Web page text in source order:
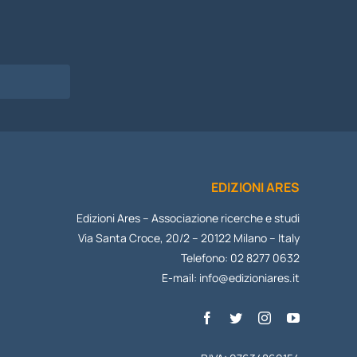
EDIZIONI ARES
Edizioni Ares – Associazione ricerche e studi
Via Santa Croce, 20/2 – 20122 Milano – Italy
Telefono: 02 8277 0632
E-mail: info@edizioniares.it